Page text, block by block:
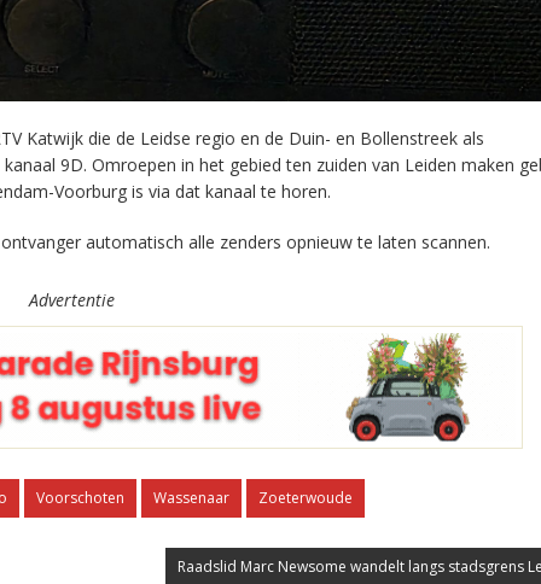
Katwijk die de Leidse regio en de Duin- en Bollenstreek als
9D. Omroepen in het gebied ten zuiden van Leiden maken
Voorburg is via dat kanaal te horen.
automatisch alle zenders opnieuw te laten scannen.
Advertentie
Voorschoten Wassenaar Zoeterwoude
Raadslid Marc Newsome wandelt langs stadsgrens